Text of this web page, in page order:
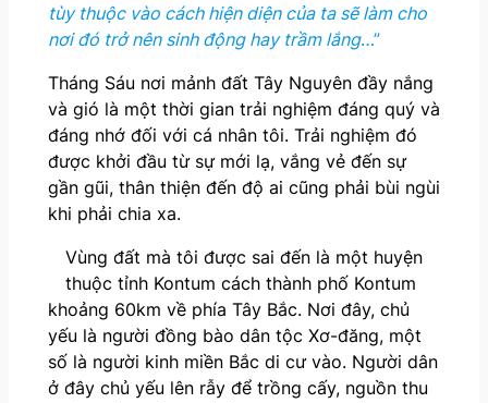
tùy thuộc vào cách hiện diện của ta sẽ làm cho
nơi đó trở nên sinh động hay trầm lắng…”
Tháng Sáu nơi mảnh đất Tây Nguyên đầy nắng
và gió là một thời gian trải nghiệm đáng quý và
đáng nhớ đối với cá nhân tôi. Trải nghiệm đó
được khởi đầu từ sự mới lạ, vắng vẻ đến sự
gần gũi, thân thiện đến độ ai cũng phải bùi ngùi
khi phải chia xa.
Vùng đất mà tôi được sai đến là một huyện
thuộc tỉnh Kontum cách thành phố Kontum
khoảng 60km về phía Tây Bắc. Nơi đây, chủ
yếu là người đồng bào dân tộc Xơ-đăng, một
số là người kinh miền Bắc di cư vào. Người dân
ở đây chủ yếu lên rẫy để trồng cấy, nguồn thu